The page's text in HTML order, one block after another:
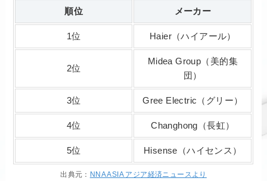
順位 メーカー
1位 Haier（ハイアール）
2位
Midea Group（美的集
団）
3位 Gree Electric（グリー）
4位 Changhong（長虹）
5位 Hisense（ハイセンス）
出典元： NNA ASIA アジア経済ニュースより